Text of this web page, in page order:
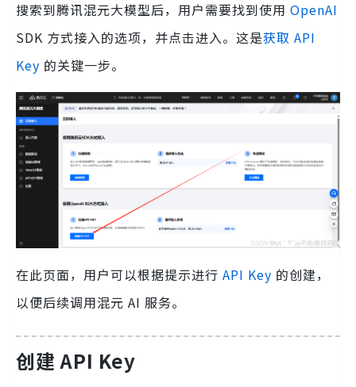
搜索到腾讯混元大模型后，用户需要找到使用 OpenAI
SDK 方式接入的选项，并点击进入。这是获取 API
Key 的关键一步。
在此页面，用户可以根据提示进行 API Key 的创建，
以便后续调用混元 AI 服务。
创建 API Key